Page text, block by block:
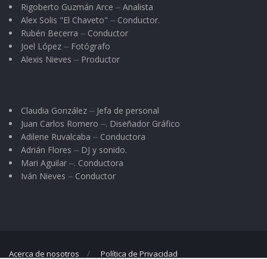
Rigoberto Guzmán Arce ⏤ Analista
Alex Solis "El Chaveto" ⏤ Conductor.
Rubén Becerra ⏤ Conductor
Joel López ⏤ Fotógrafo
Alexis Nieves ⏤ Productor
Claudia González ⏤ Jefa de personal
Juan Carlos Romero ⏤. Diseñador Gráfico
Adilene Ruvalcaba ⏤ Conductora
Adrián Flores ⏤ DJ y sonido.
Mari Aguilar ⏤. Conductora
Iván Nieves ⏤ Conductor
Acerca de nosotros Política de Privacidad